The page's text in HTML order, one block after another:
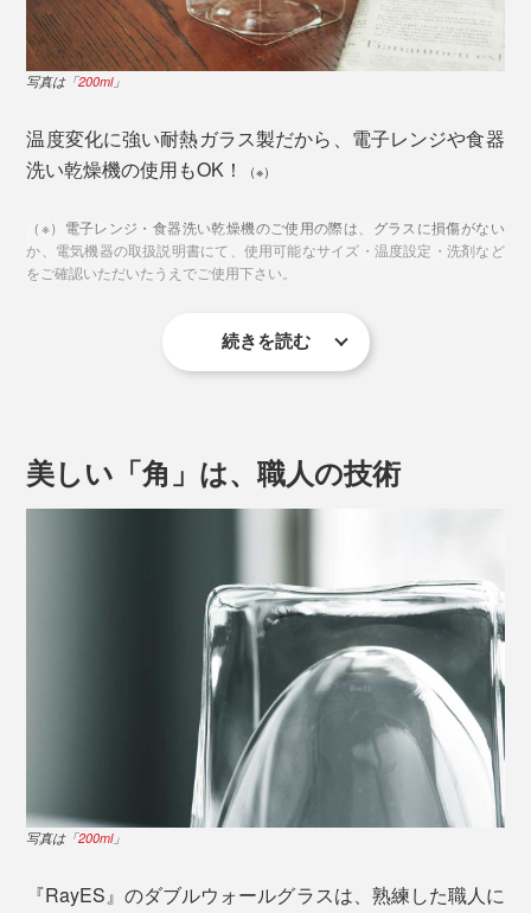
外側は長方体で安定感があり、内側は丸みによって飲み
ダブルウォールグラスには、美しいだけではなく、毎日
快適に使える機能がたくさん備わっています。
外側のガラスが曇りにくいから、中の液体の輪郭がくっ
す。
安定感があるから、おうちでの晩酌にもおすすめです。
ビールやハイボールをグビグビと飲むならたっぷりサイ
ズの「400ml（本品）」を。
焼酎のお湯割や水割りには「300ml
」がぴったり。冷酒
やウィスキーのロックなら「200ml
」がちょうどいいサ
写真は「200ml」
温度変化に強い耐熱ガラス製だから、電子レンジや食器
洗い乾燥機の使用もOK！
（※）
（※）電子レンジ・食器洗い乾燥機のご使用の際は、グラスに損傷がない
か、電気機器の取扱説明書にて、使用可能なサイズ・温度設定・洗剤など
をご確認いただいたうえでご使用下さい。
熱湯を注いでも、飲み物を電子レンジで温めても、二層
ち運べて快適。
続きを読む
美しい「角」は、職人の技術
写真は「200ml」
『RayES』のダブルウォールグラスは、熟練した職人に